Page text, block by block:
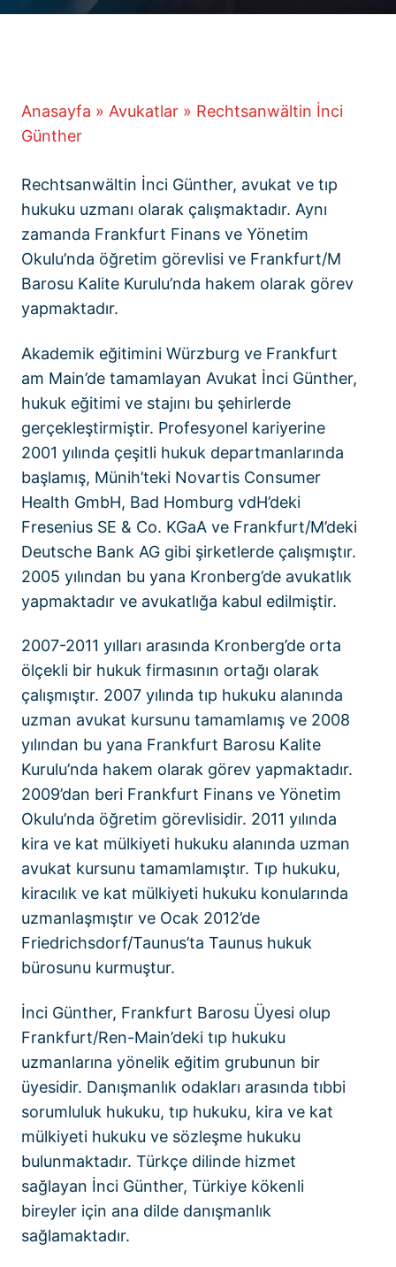
Anasayfa » Avukatlar » Rechtsanwältin İnci
Günther
Rechtsanwältin İnci Günther, avukat ve tıp
hukuku uzmanı olarak çalışmaktadır. Aynı
zamanda Frankfurt Finans ve Yönetim
Okulu’nda öğretim görevlisi ve Frankfurt/M
Barosu Kalite Kurulu’nda hakem olarak görev
yapmaktadır.
Akademik eğitimini Würzburg ve Frankfurt
am Main’de tamamlayan Avukat İnci Günther,
hukuk eğitimi ve stajını bu şehirlerde
gerçekleştirmiştir. Profesyonel kariyerine
2001 yılında çeşitli hukuk departmanlarında
başlamış, Münih’teki Novartis Consumer
Health GmbH, Bad Homburg vdH’deki
Fresenius SE & Co. KGaA ve Frankfurt/M’deki
Deutsche Bank AG gibi şirketlerde çalışmıştır.
2005 yılından bu yana Kronberg’de avukatlık
yapmaktadır ve avukatlığa kabul edilmiştir.
2007-2011 yılları arasında Kronberg’de orta
ölçekli bir hukuk firmasının ortağı olarak
çalışmıştır. 2007 yılında tıp hukuku alanında
uzman avukat kursunu tamamlamış ve 2008
yılından bu yana Frankfurt Barosu Kalite
Kurulu’nda hakem olarak görev yapmaktadır.
2009’dan beri Frankfurt Finans ve Yönetim
Okulu’nda öğretim görevlisidir. 2011 yılında
kira ve kat mülkiyeti hukuku alanında uzman
avukat kursunu tamamlamıştır. Tıp hukuku,
kiracılık ve kat mülkiyeti hukuku konularında
uzmanlaşmıştır ve Ocak 2012’de
Friedrichsdorf/Taunus’ta Taunus hukuk
bürosunu kurmuştur.
İnci Günther, Frankfurt Barosu Üyesi olup
Frankfurt/Ren-Main’deki tıp hukuku
uzmanlarına yönelik eğitim grubunun bir
üyesidir. Danışmanlık odakları arasında tıbbi
sorumluluk hukuku, tıp hukuku, kira ve kat
mülkiyeti hukuku ve sözleşme hukuku
bulunmaktadır. Türkçe dilinde hizmet
sağlayan İnci Günther, Türkiye kökenli
bireyler için ana dilde danışmanlık
sağlamaktadır.